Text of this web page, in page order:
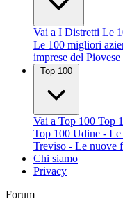
Vai a I Distretti Le
Le 100 migliori
imprese del Piovese
Top 100
Vai a Top 100 Top
Top 100 Udine - Le
Treviso - Le nuove
Chi siamo
Privacy
Forum